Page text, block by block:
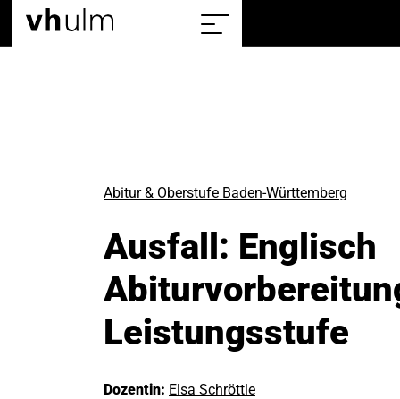
Show/hide
Abitur & Oberstufe Baden-Württemberg
Ausfall: Englisch
Leistungsstufe
Dozentin: Elsa Schröttle